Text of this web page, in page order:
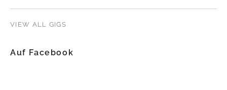
VIEW ALL GIGS
Auf Facebook